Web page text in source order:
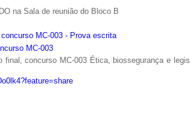
na Sala de reunião do Bloco B
MC-003 - Prova escrita
MC-003
final, concurso MC-003 Ética, biossegurança e